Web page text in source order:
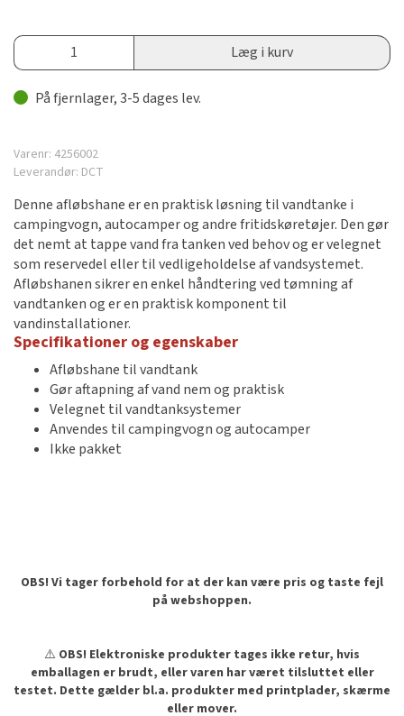
Læg i kurv
På fjernlager, 3-5 dages lev.
Varenr: 4256002
Leverandør: DCT
Denne afløbshane er en praktisk løsning til vandtanke i
campingvogn, autocamper og andre fritidskøretøjer. Den gør
det nemt at tappe vand fra tanken ved behov og er velegnet
som reservedel eller til vedligeholdelse af vandsystemet.
Afløbshanen sikrer en enkel håndtering ved tømning af
vandtanken og er en praktisk komponent til
vandinstallationer.
Specifikationer og egenskaber
Afløbshane til vandtank
Gør aftapning af vand nem og praktisk
Velegnet til vandtanksystemer
Anvendes til campingvogn og autocamper
Ikke pakket
OBS! Vi tager forbehold for at der kan være pris og taste fejl
på webshoppen.
⚠️ OBS! Elektroniske produkter tages ikke retur, hvis
emballagen er brudt, eller varen har været tilsluttet eller
testet. Dette gælder bl.a. produkter med printplader, skærme
eller mover.